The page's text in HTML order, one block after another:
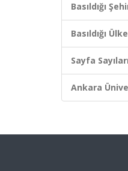
Basıldığı
Basıldığı
Sayfa
Ankara